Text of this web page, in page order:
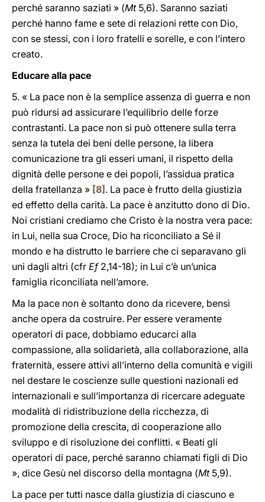
perché saranno saziati » (Mt 5,6). Saranno saziati
perché hanno fame e sete di relazioni rette con Dio,
con se stessi, con i loro fratelli e sorelle, e con l’intero
creato.
Educare alla pace
5. « La pace non è la semplice assenza di guerra e non
può ridursi ad assicurare l’equilibrio delle forze
contrastanti. La pace non si può ottenere sulla terra
senza la tutela dei beni delle persone, la libera
comunicazione tra gli esseri umani, il rispetto della
dignità delle persone e dei popoli, l’assidua pratica
della fratellanza » [8] . La pace è frutto della giustizia
ed effetto della carità. La pace è anzitutto dono di Dio.
Noi cristiani crediamo che Cristo è la nostra vera pace:
in Lui, nella sua Croce, Dio ha riconciliato a Sé il
mondo e ha distrutto le barriere che ci separavano gli
uni dagli altri (cfr Ef 2,14-18); in Lui c’è un’unica
famiglia riconciliata nell’amore.
Ma la pace non è soltanto dono da ricevere, bensì
anche opera da costruire. Per essere veramente
operatori di pace, dobbiamo educarci alla
compassione, alla solidarietà, alla collaborazione, alla
fraternità, essere attivi all’interno della comunità e vigili
nel destare le coscienze sulle questioni nazionali ed
internazionali e sull’importanza di ricercare adeguate
modalità di ridistribuzione della ricchezza, di
promozione della crescita, di cooperazione allo
sviluppo e di risoluzione dei conflitti. « Beati gli
operatori di pace, perché saranno chiamati figli di Dio
», dice Gesù nel discorso della montagna (Mt 5,9).
La pace per tutti nasce dalla giustizia di ciascuno e